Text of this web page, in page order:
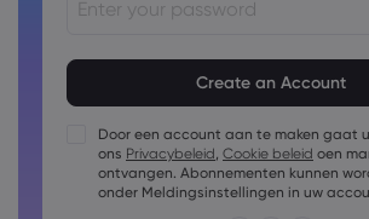
Het wachtwoord moet ten minste 1
Het wachtwoord moet ten minste 1 kleine
Wachtwoord mag bestaan uit:
+=:;&lt;&gt;{,[]?,.
Door een account aan te maken gaat
ons Privacybeleid, Cookie beleid oen
ontvangen. Abonnementen kunnen
onder Meldingsinstellingen in uw